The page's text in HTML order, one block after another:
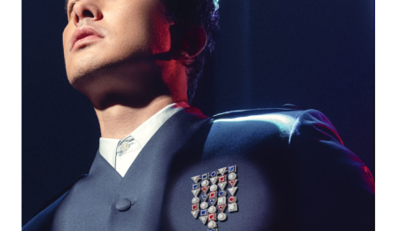
yang sekolah di tempat tersebut. Bagi yang berencana
untuk menyekolahkan anaknya di tempat tersebut berikut
akan saya paparkan beberapa keunggulannya. Fasilitas
Modern dan Lengkap, Selain memiliki suatu asrama yang
luas dan juga nyaman untuk ditempati oleh para siswa
maupun siswi, terdapat berbagai macam fasilitas lainnya
yang juga dimiliki oleh SMA Dwi Warna untuk menunjang
kegiatan belajar siswa. SMA Dwi Warna pun ialah suatu
sekolah yang memiliki area sangat luas serta memiliki l...